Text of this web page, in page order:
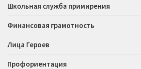
Школьная служба примирения
Финансовая грамотность
Лица Героев
Профориентация